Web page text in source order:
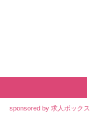
sponsored by 求人ボックス